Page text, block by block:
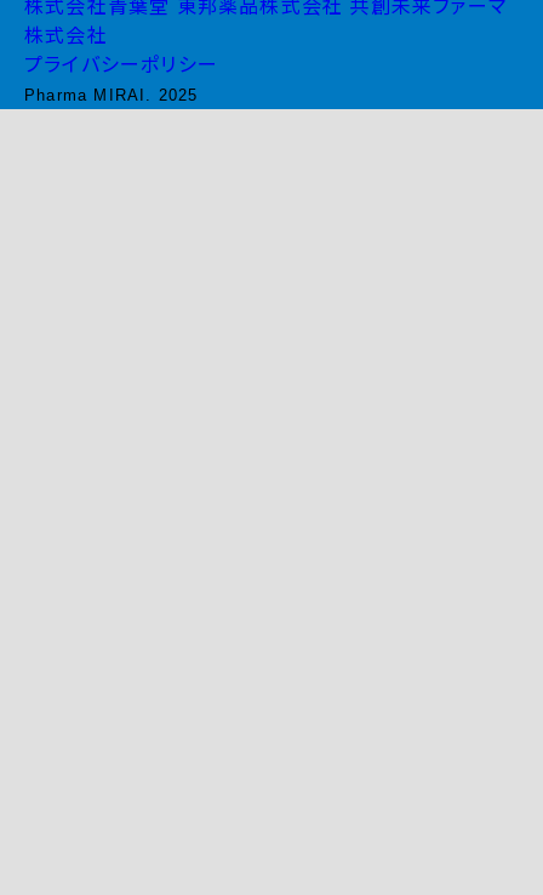
株式会社青葉堂 東邦薬品株式会社 共創未来ファーマ
株式会社
プライバシーポリシー
Pharma MIRAI. 2025